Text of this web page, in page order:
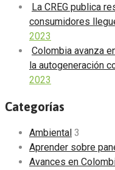
La CREG publica
consumidores
2023
Colombia avanza
la autogeneración
2023
Categorías
Ambiental 3
Aprender sobre
Avances en